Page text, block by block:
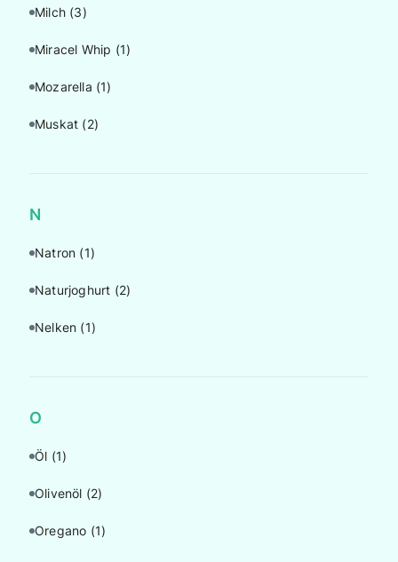
Milch (3)
Miracel Whip (1)
Mozarella (1)
Muskat (2)
N
Natron (1)
Naturjoghurt (2)
Nelken (1)
O
Öl (1)
Olivenöl (2)
Oregano (1)